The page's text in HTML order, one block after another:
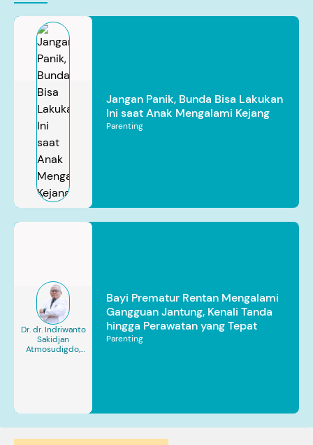
Jangan Panik, Bunda Bisa Lakukan
Ini saat Anak Mengalami Kejang
Parenting
Dr. dr. Indriwanto
Sakidjan
Atmosudigdo,
Bayi Prematur Rentan Mengalami
Gangguan Jantung, Kenali Tanda
hingga Perawatan yang Tepat
Parenting